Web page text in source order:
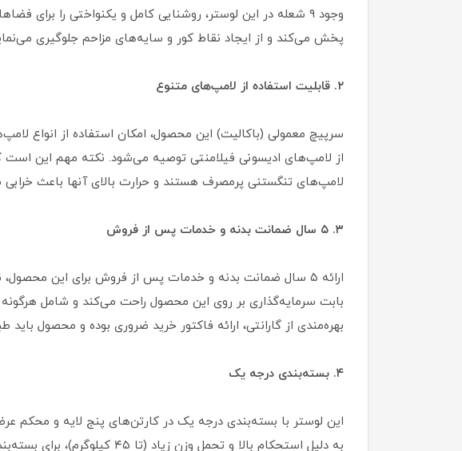
پخش می‌کند و از ایجاد نقاط کور و سایه‌های مزاحم جلوگیری
۲. قابلیت استفاده از لامپ‌های متنوع
سرپیچ معمولی (باکالیت) این محصول، امکان استفاده از انواع
از لامپ‌های ادیسونی فیلامنتی توصیه می‌شود. نکته مهم این است
لامپ‌های تنگستنی پرمصرف هستند و حرارت بالای آنها باعث
۳. ۵ سال ضمانت بدنه و خدمات پس از فروش
ارائه ۵ سال ضمانت بدنه و خدمات پس از فروش برای این
بابت سرمایه‌گذاری بر روی این محصول راحت می‌کند و شامل
بهره‌مندی از گارانتی، ارائه فاکتور خرید ضروری بوده و محصول
۴. بسته‌بندی درجه یک
این لوستر با بسته‌بندی درجه یک در کارتن‌های پنج لایه و
به دلیل استحکام بالا و